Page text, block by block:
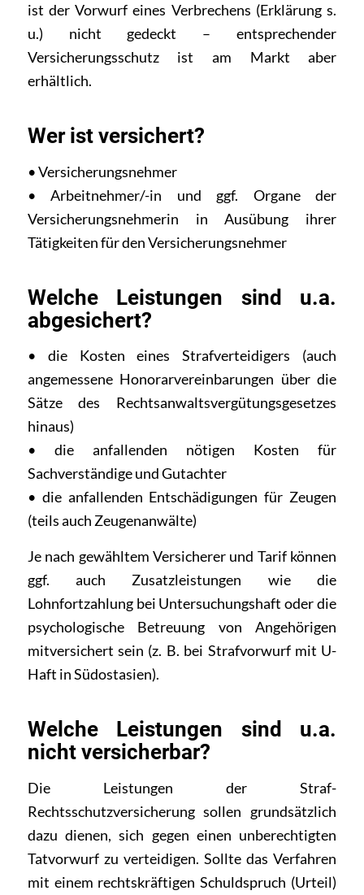
ist der Vorwurf eines Verbrechens (Erklärung s.
u.) nicht gedeckt – entsprechender
Versicherungsschutz ist am Markt aber
erhältlich.
Wer ist versichert?
• Versicherungsnehmer
• Arbeitnehmer/-in und ggf. Organe der
Versicherungsnehmerin in Ausübung ihrer
Tätigkeiten für den Versicherungsnehmer
Welche Leistungen sind u.a.
abgesichert?
• die Kosten eines Strafverteidigers (auch
angemessene Honorarvereinbarungen über die
Sätze des Rechtsanwaltsvergütungsgesetzes
hinaus)
• die anfallenden nötigen Kosten für
Sachverständige und Gutachter
• die anfallenden Entschädigungen für Zeugen
(teils auch Zeugenanwälte)
Je nach gewähltem Versicherer und Tarif können
ggf. auch Zusatzleistungen wie die
Lohnfortzahlung bei Untersuchungshaft oder die
psychologische Betreuung von Angehörigen
mitversichert sein (z. B. bei Strafvorwurf mit U-
Haft in Südostasien).
Welche Leistungen sind u.a.
nicht versicherbar?
Die Leistungen der Straf-
Rechtsschutzversicherung sollen grundsätzlich
dazu dienen, sich gegen einen unberechtigten
Tatvorwurf zu verteidigen. Sollte das Verfahren
mit einem rechtskräftigen Schuldspruch (Urteil)